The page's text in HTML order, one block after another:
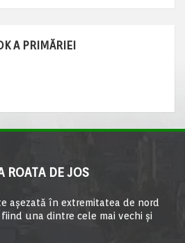
A PRIMĂRIEI
ROATA DE JOS
aşezată în extremitatea de nord
una dintre cele mai vechi şi